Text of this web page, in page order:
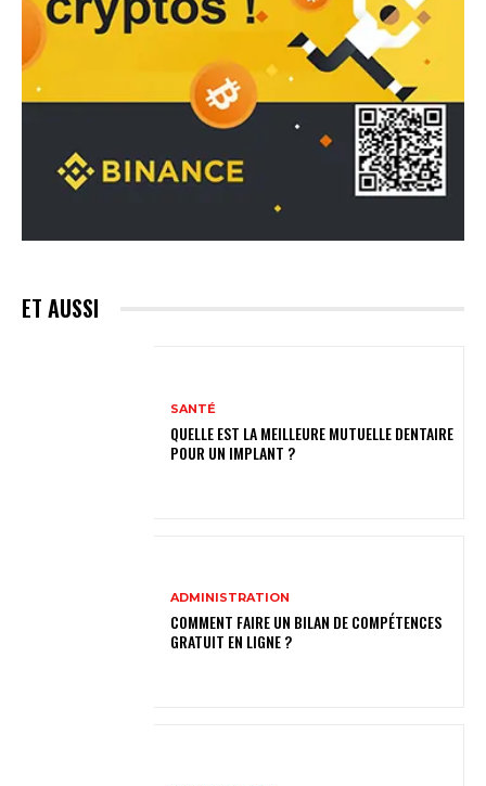
ET AUSSI
SANTÉ
QUELLE EST LA MEILLEURE MUTUELLE DENTAIRE
POUR UN IMPLANT ?
ADMINISTRATION
COMMENT FAIRE UN BILAN DE COMPÉTENCES
GRATUIT EN LIGNE ?